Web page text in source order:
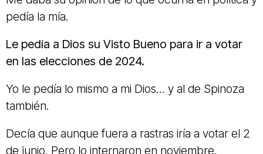
pedía la mía.
Le pedía a Dios su Visto Bueno para ir a votar
en las elecciones de 2024.
Yo le pedía lo mismo a mi Dios... y al de Spinoza
también.
Decía que aunque fuera a rastras iría a votar el 2
de junio. Pero lo internaron en noviembre.